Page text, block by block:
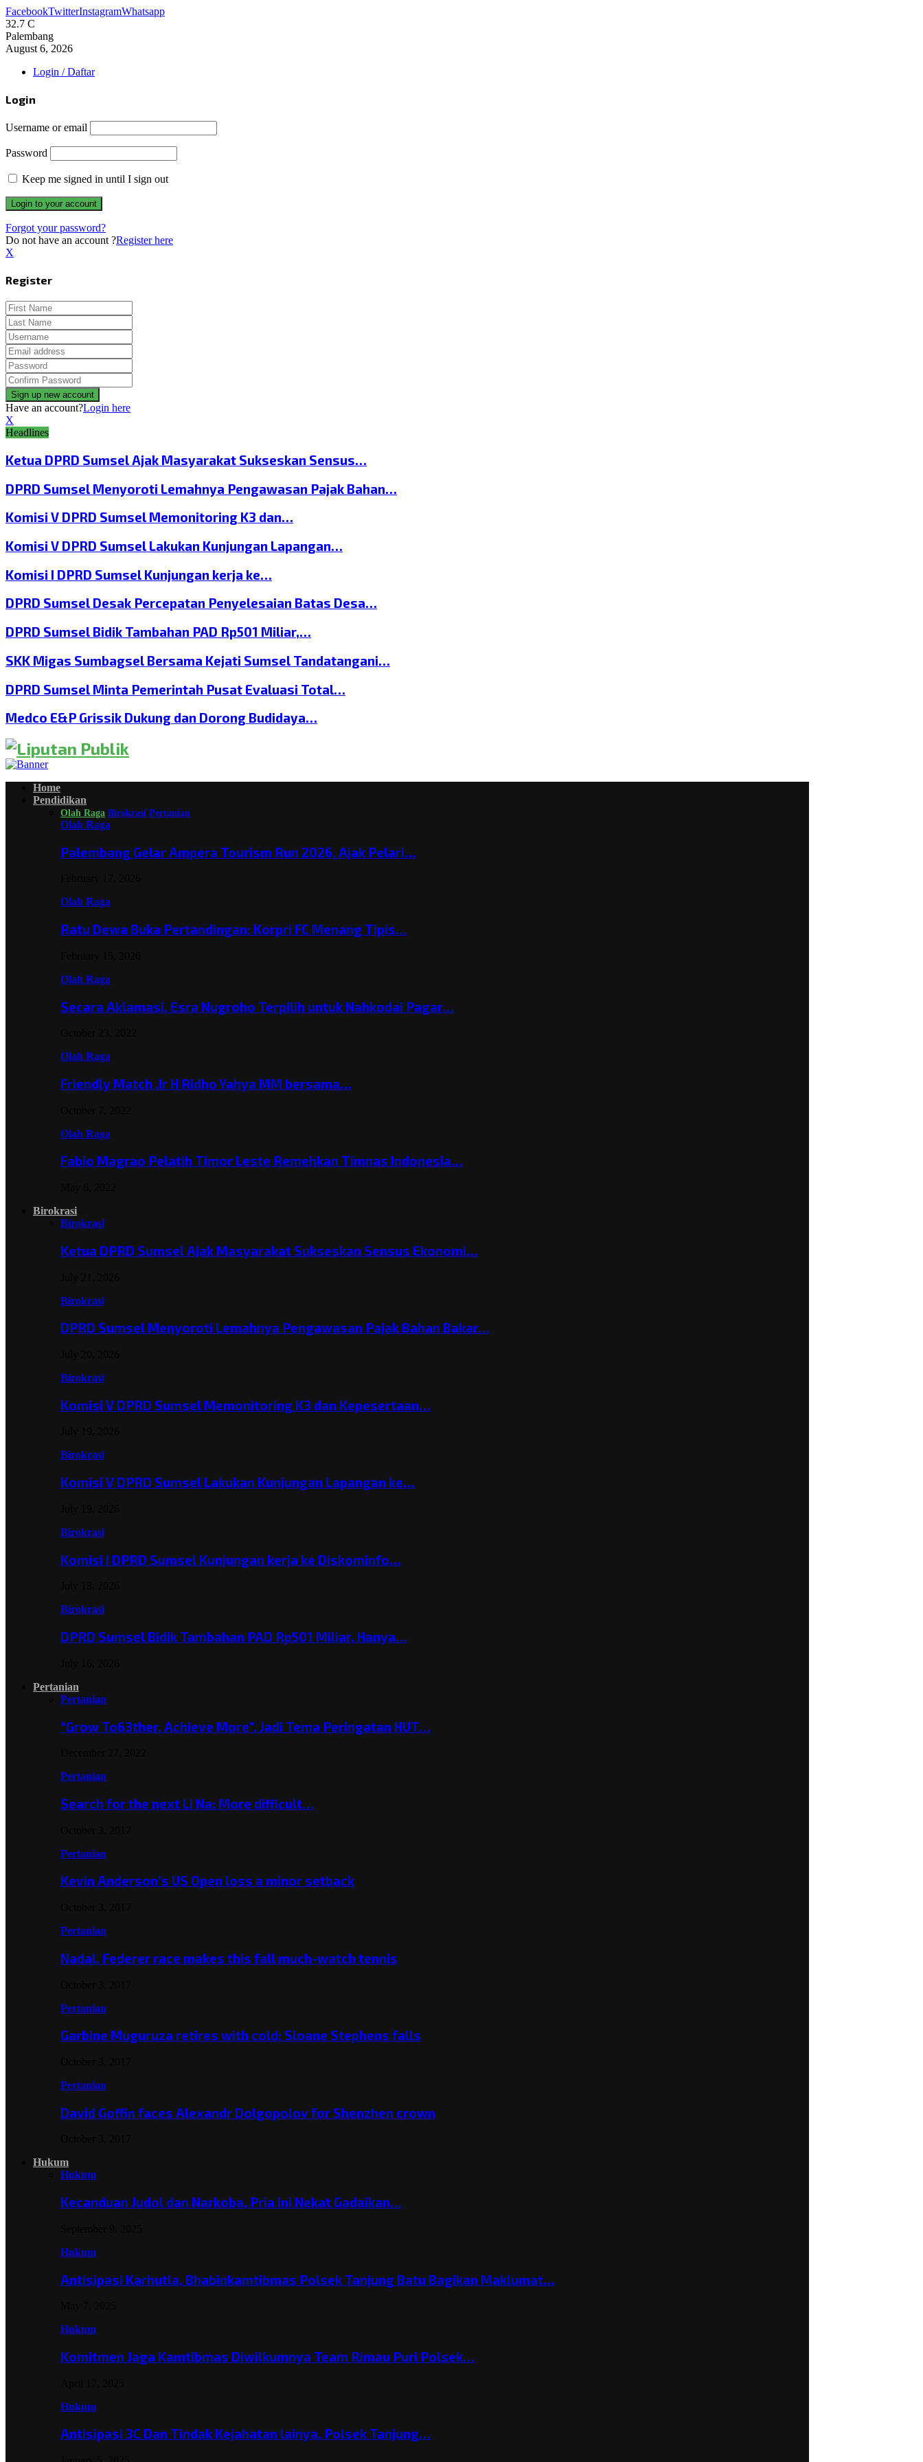
FacebookTwitterInstagramWhatsapp
32.7 C
Palembang
August 6, 2026
Login / Daftar
Login
Username or email
Password
Keep me signed in until I sign out
Forgot your password?
Do not have an account ?Register here
X
Register
Have an account?Login here
X
Headlines
Ketua DPRD Sumsel Ajak Masyarakat Sukseskan Sensus…
DPRD Sumsel Menyoroti Lemahnya Pengawasan Pajak Bahan…
Komisi V DPRD Sumsel Memonitoring K3 dan…
Komisi V DPRD Sumsel Lakukan Kunjungan Lapangan…
Komisi I DPRD Sumsel Kunjungan kerja ke…
DPRD Sumsel Desak Percepatan Penyelesaian Batas Desa…
DPRD Sumsel Bidik Tambahan PAD Rp501 Miliar,…
SKK Migas Sumbagsel Bersama Kejati Sumsel Tandatangani…
DPRD Sumsel Minta Pemerintah Pusat Evaluasi Total…
Medco E&P Grissik Dukung dan Dorong Budidaya…
Home
Pendidikan
Olah Raga Birokrasi Pertanian
Olah Raga
Palembang Gelar Ampera Tourism Run 2026, Ajak Pelari…
Olah Raga
Ratu Dewa Buka Pertandingan: Korpri FC Menang Tipis…
Olah Raga
Secara Aklamasi, Esra Nugroho Terpilih untuk Nahkodai Pagar…
Olah Raga
Friendly Match ,Ir H Ridho Yahya MM bersama…
Olah Raga
Fabio Magrao Pelatih Timor Leste Remehkan Timnas Indonesia…
Birokrasi
Birokrasi
Ketua DPRD Sumsel Ajak Masyarakat Sukseskan Sensus Ekonomi…
Birokrasi
DPRD Sumsel Menyoroti Lemahnya Pengawasan Pajak Bahan Bakar…
Birokrasi
Komisi V DPRD Sumsel Memonitoring K3 dan Kepesertaan…
Birokrasi
Komisi V DPRD Sumsel Lakukan Kunjungan Lapangan ke…
Birokrasi
Komisi I DPRD Sumsel Kunjungan kerja ke Diskominfo…
Birokrasi
DPRD Sumsel Bidik Tambahan PAD Rp501 Miliar, Hanya…
Pertanian
Pertanian
“Grow To63ther, Achieve More”, Jadi Tema Peringatan HUT…
Pertanian
Search for the next Li Na: More difficult…
Pertanian
Kevin Anderson’s US Open loss a minor setback
Pertanian
Nadal, Federer race makes this fall much-watch tennis
Pertanian
Garbine Muguruza retires with cold; Sloane Stephens falls
Pertanian
David Goffin faces Alexandr Dolgopolov for Shenzhen crown
Hukum
Hukum
Kecanduan Judol dan Narkoba, Pria Ini Nekat Gadaikan…
Hukum
Antisipasi Karhutla, Bhabinkamtibmas Polsek Tanjung Batu Bagikan Maklumat…
Hukum
Komitmen Jaga Kamtibmas Diwilkumnya Team Rimau Puri Polsek…
Hukum
Antisipasi 3C Dan Tindak Kejahatan lainya, Polsek Tanjung…